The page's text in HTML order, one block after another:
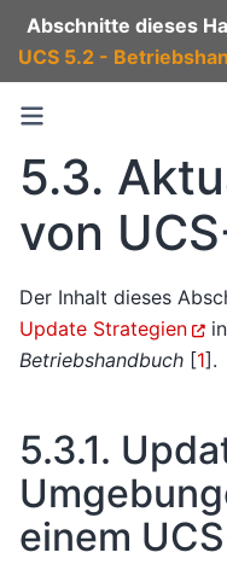
Abschnitte dieses
UCS 5.2 -
5.3.
von
Der Inhalt dieses
Update Strategien
in
Betriebshandbuch [1].
5.3.1.
einem